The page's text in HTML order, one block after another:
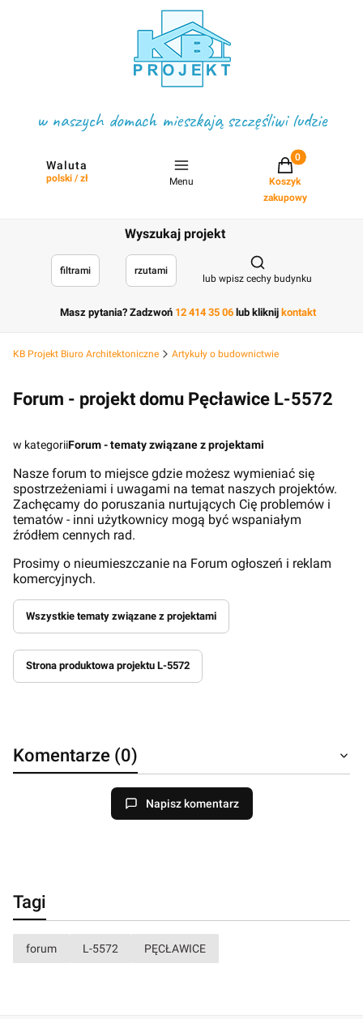
w naszych domach mieszkają szczęśliwi ludzie
Waluta
polski / zł Menu
Projekty w
Koszyk
zakupowy
Wyszukaj projekt
filtrami rzutami
Otwórz
lub wpisz cechy budynku
Masz pytania? Zadzwoń 12 414 35 06 lub kliknij kontakt
KB Projekt Biuro Architektoniczne Artykuły o budownictwie
Forum - projekt domu Pęcławice L-5572
w kategoriiForum - tematy związane z projektami
Nasze forum to miejsce gdzie możesz wymieniać się
spostrzeżeniami i uwagami na temat naszych projektów.
Zachęcamy do poruszania nurtujących Cię problemów i
tematów - inni użytkownicy mogą być wspaniałym
źródłem cennych rad.
Prosimy o nieumieszczanie na Forum ogłoszeń i reklam
komercyjnych.
Wszystkie tematy związane z projektami
Strona produktowa projektu L-5572
Komentarze (0)
Napisz komentarz
Tagi
forum L-5572 PĘCŁAWICE